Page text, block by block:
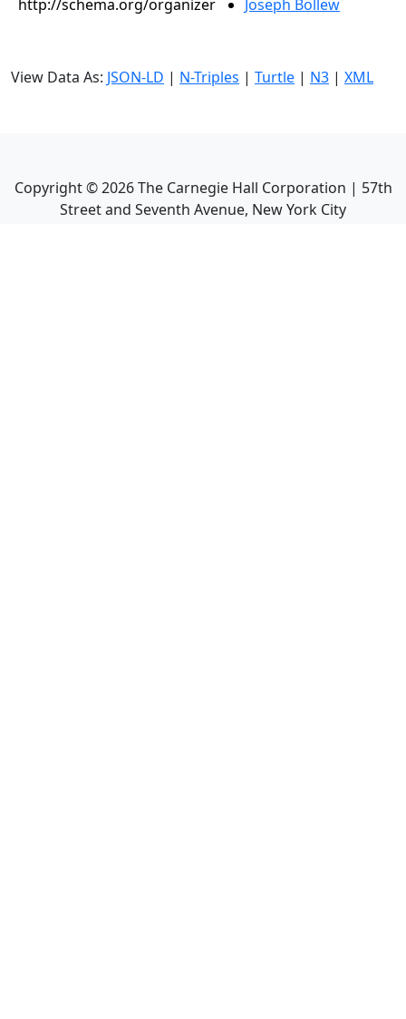
http://schema.org/organizer Joseph Bollew
View Data As: JSON-LD | N-Triples | Turtle | N3 | XML
Copyright ©2026The Carnegie Hall Corporation | 57th
Street and Seventh Avenue, New York City